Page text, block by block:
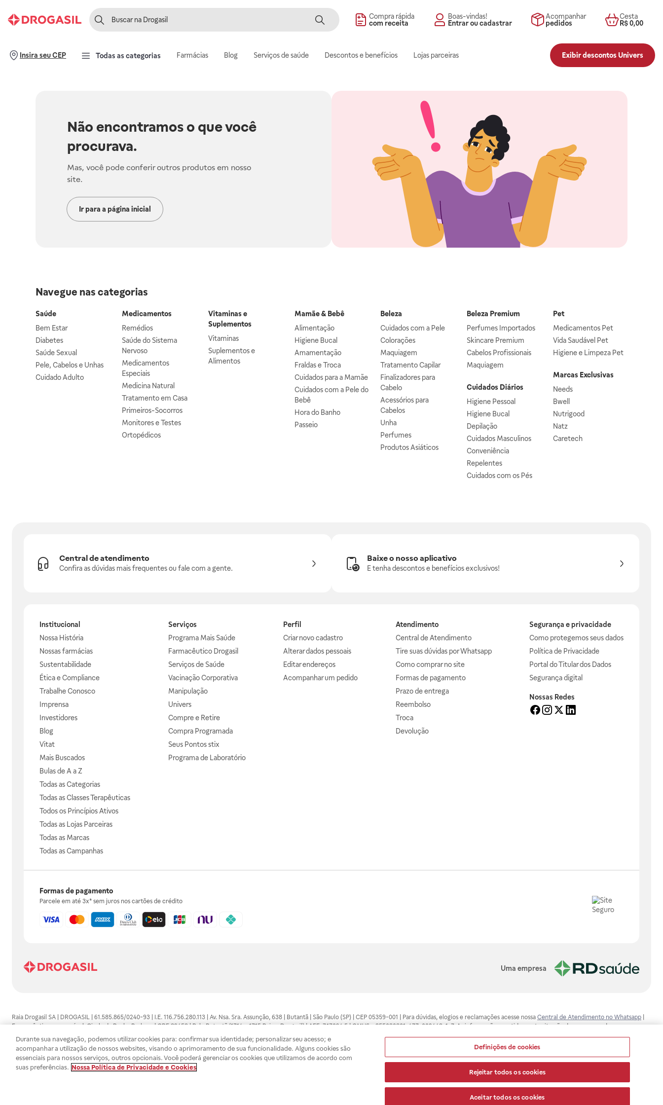
Compra rápida
com receita
Boas-vindas!
Entrar ou cadastrar
Acompanhar
pedidos
Cesta
R$ 0,00
Insira seu CEP Todas as categorias Farmácias Blog Serviços de saúde Descontos e benefícios Lojas parceiras Exibir descontos Univers
Não encontramos o que você
procurava.
Mas, você pode conferir outros produtos em nosso
site.
Ir para a página inicial
Navegue nas categorias
Saúde
Bem Estar
Diabetes
Saúde Sexual
Pele, Cabelos e Unhas
Cuidado Adulto
Medicamentos
Remédios
Saúde do Sistema
Nervoso
Medicamentos
Especiais
Medicina Natural
Tratamento em Casa
Primeiros-Socorros
Monitores e Testes
Ortopédicos
Vitaminas e
Suplementos
Vitaminas
Suplementos e
Alimentos
Mamãe & Bebê
Alimentação
Higiene Bucal
Amamentação
Fraldas e Troca
Cuidados para a Mamãe
Cuidados com a Pele do
Bebê
Hora do Banho
Passeio
Beleza
Cuidados com a Pele
Colorações
Maquiagem
Tratamento Capilar
Finalizadores para
Cabelo
Acessórios para
Cabelos
Unha
Perfumes
Produtos Asiáticos
Beleza Premium
Perfumes Importados
Skincare Premium
Cabelos Profissionais
Maquiagem
Cuidados Diários
Higiene Pessoal
Higiene Bucal
Depilação
Cuidados Masculinos
Conveniência
Repelentes
Cuidados com os Pés
Pet
Medicamentos Pet
Vida Saudável Pet
Higiene e Limpeza Pet
Marcas Exclusivas
Needs
Bwell
Nutrigood
Natz
Caretech
Central de atendimento
Confira as dúvidas mais frequentes ou fale com a gente.
Baixe o nosso aplicativo
E tenha descontos e benefícios exclusivos!
Institucional
Nossa História
Nossas farmácias
Sustentabilidade
Ética e Compliance
Trabalhe Conosco
Imprensa
Investidores
Blog
Vitat
Mais Buscados
Bulas de A a Z
Todas as Categorias
Todas as Classes Terapêuticas
Todos os Princípios Ativos
Todas as Lojas Parceiras
Todas as Marcas
Todas as Campanhas
Serviços
Programa Mais Saúde
Farmacêutico Drogasil
Serviços de Saúde
Vacinação Corporativa
Manipulação
Univers
Compre e Retire
Compra Programada
Seus Pontos stix
Programa de Laboratório
Perfil
Criar novo cadastro
Alterar dados pessoais
Editar endereços
Acompanhar um pedido
Atendimento
Central de Atendimento
Tire suas dúvidas por Whatsapp
Como comprar no site
Formas de pagamento
Prazo de entrega
Reembolso
Troca
Devolução
Segurança e privacidade
Como protegemos seus dados
Política de Privacidade
Portal do Titular dos Dados
Segurança digital
Nossas Redes
Formas de pagamento
Parcele em até 3x* sem juros nos cartões de crédito
Uma empresa
Raia Drogasil SA | DROGASIL | 61.585.865/0240-93 | I.E. 116.756.280.113 | Av. Nsa. Sra. Assunção, 638 | Butantã | São Paulo (SP) | CEP 05359-001 | Para dúvidas, elogios e reclamações acesse nossa Central de Atendimento no Whatsapp
Farmacêutico responsável: Gisele da Penha Barbosa | CRF 89453 | Polo Butantã (1714 e 1715 Raia e Drogasil) | AFE: 7.17094.5 | CMVS - 355030801-477-002443-1-7. As informações contidas neste site não devem ser usadas para
automedicação e não substituem, em hipótese alguma, as orientações dadas pelo profissional da área médica. Somente o médico está apto a diagnosticar qualquer problema de saúde e prescrever o tratamento adequado. Ao
persistirem os sintomas, um médico deverá ser consultado. Os preços e promoções divulgados no site são válidos apenas para compras feitas pela internet. Maiores esclarecimentos, consultar o site: www.anvisa.gov.br. A Raia Drogasil
SA trabalha com as tecnologias mais avançadas de proteção de dados, para que você possa realizar suas compras com tranquilidade. A privacidade e a segurança dos clientes são compromissos da Raia Drogasil SA. Todos os pedidos
efetuados estão sujeitos à confirmação da disponibilidade de produto em nosso estoque.
Durante sua navegação, podemos utilizar cookies para: confirmar sua identidade; personalizar seu acesso; e
acompanhar a utilização de nossos websites, visando o aprimoramento de sua funcionalidade. Alguns cookies são
essenciais para nossos serviços, outros opcionais. Você poderá gerenciar os cookies que utilizamos de acordo com
suas preferências. Nossa Política de Privacidade e Cookies
Definições de cookies
Rejeitar todos os cookies
Aceitar todos os cookies